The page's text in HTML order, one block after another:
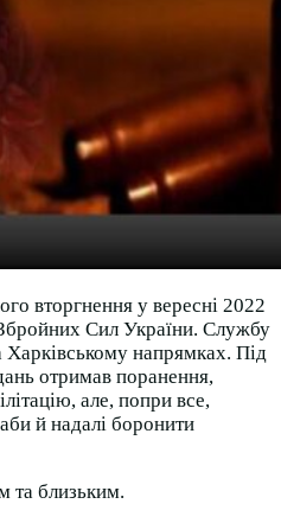
вторгнення у вересні 2022
Сил України. Службу
напрямках. Під
отримав поранення,
але, попри все,
й надалі боронити
та близьким.